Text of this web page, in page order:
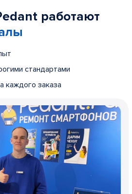
работают
стандартами
каждого заказа